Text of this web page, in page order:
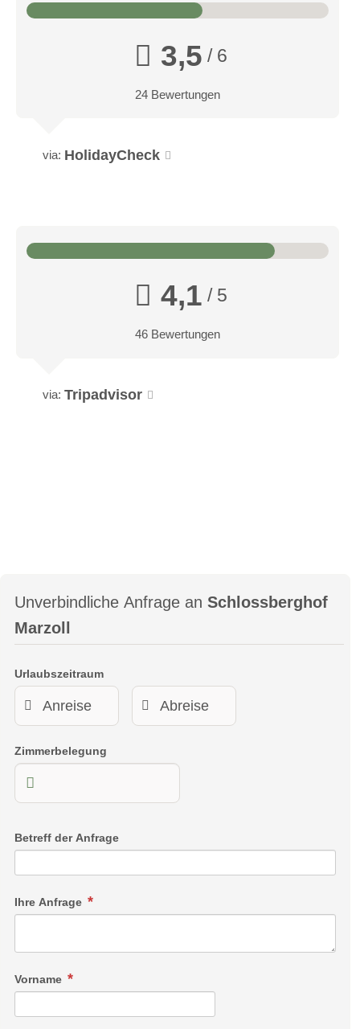
3,5 / 6
24 Bewertungen
via: HolidayCheck
4,1 / 5
46 Bewertungen
via: Tripadvisor
Unverbindliche Anfrage an Schlossberghof
Marzoll
Urlaubszeitraum
Zimmerbelegung
Betreff der Anfrage
Ihre Anfrage
Vorname